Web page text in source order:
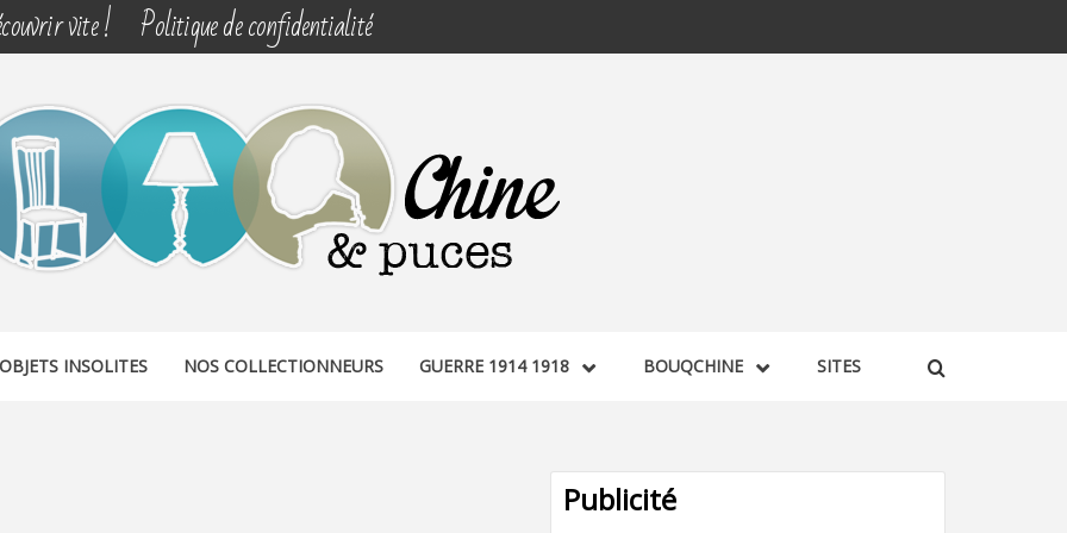
vite ! Politique de confidentialité
PUCES
OBJETS INSOLITES NOS COLLECTIONNEURS GUERRE 1914 1918 BOUQCHINE SITES
Publicité